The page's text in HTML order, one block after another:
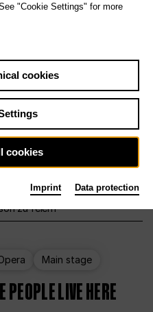
stage Staatsballett Berlin
Berlin öffnet ihre Pforten,
zu feiern
Main stage
LIVE HERE
"Cookie Settings" for more
cookies
cookies
Imprint Data protection